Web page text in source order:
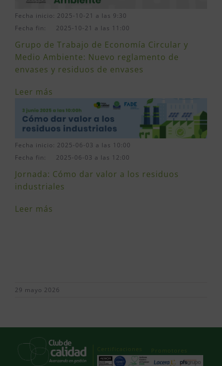
Fecha inicio: 2025-10-21 a las 9:30
Fecha fin: 2025-10-21 a las 11:00
Grupo de Trabajo de Economía Circular y
Medio Ambiente: Nuevo reglamento de
envases y residuos de envases
Leer más
Fecha inicio: 2025-06-03 a las 10:00
Fecha fin: 2025-06-03 a las 12:00
Jornada: Cómo dar valor a los residuos
industriales
Leer más
29 mayo 2026
Certificaciones Promotores